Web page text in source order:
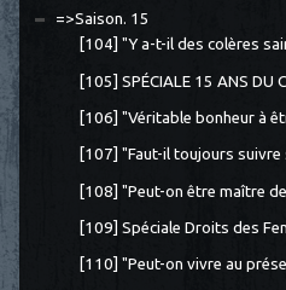
=>Saison. 15
[104] "Y a-t-il des colères
[105] SPÉCIALE 15 ANS DU
[106] "Véritable bonheur à
[107] "Faut-il toujours suivre
[108] "Peut-on être maître
[109] Spéciale Droits des
[110] "Peut-on vivre au